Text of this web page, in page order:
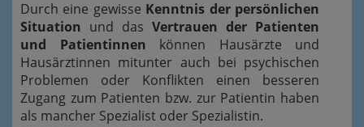
Durch eine gewisse Kenntnis der persönlichen
Situation und das Vertrauen der Patienten
und Patientinnen können Hausärzte und
Hausärztinnen mitunter auch bei psychischen
Problemen oder Konflikten einen besseren
Zugang zum Patienten bzw. zur Patientin haben
als mancher Spezialist oder Spezialistin.